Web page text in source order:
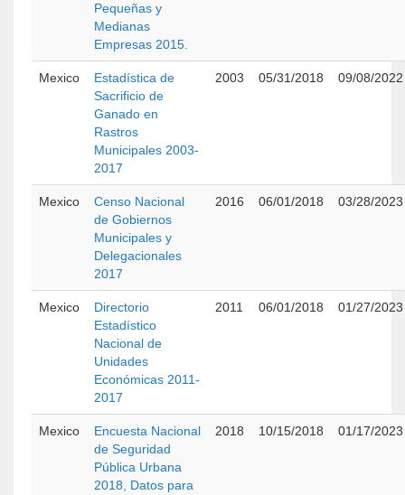
Pequeñas y
Medianas
Empresas 2015.
Mexico
Estadística de
Sacrificio de
Ganado en
Rastros
Municipales 2003-
2017
2003 05/31/2018 09/08/2022
Mexico
Censo Nacional
de Gobiernos
Municipales y
Delegacionales
2017
2016 06/01/2018 03/28/2023
Mexico
Directorio
Estadístico
Nacional de
Unidades
Económicas 2011-
2017
2011 06/01/2018 01/27/2023
Mexico
Encuesta Nacional
de Seguridad
Pública Urbana
2018, Datos para
2018 10/15/2018 01/17/2023